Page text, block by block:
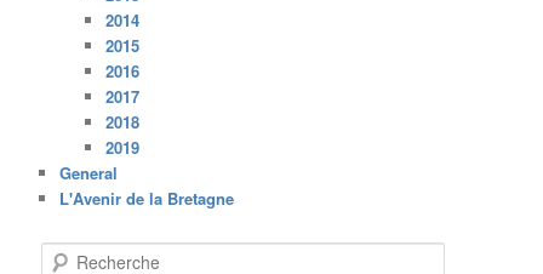
2014
2015
2016
2017
2018
2019
General
L'Avenir de la Bretagne